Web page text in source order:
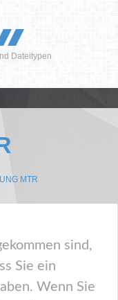
Dateitypen
MTR
sind,
Sie ein
Wenn Sie